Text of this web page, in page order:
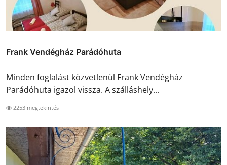
Frank Vendégház Parádóhuta
Minden foglalást közvetlenül Frank Vendégház
Parádóhuta igazol vissza. A szálláshely...
2253 megtekintés